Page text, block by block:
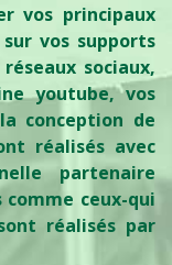
vos principaux
vos supports
sociaux,
youtube, vos
conception de
réalisés avec
partenaire
comme ceux-qui
réalisés par